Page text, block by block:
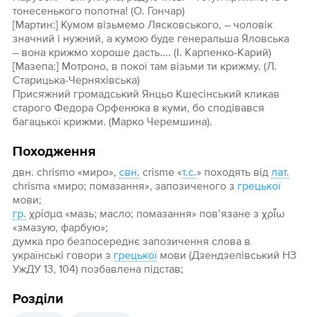
тонесенького полотна! (О. Гончар)
[Мартин:] Кумом візьмемо Лясковського, – чоловік
значний і нужний, а кумою буде генеральша Яловська
– вона крижмо хороше дасть.... (І. Карпенко-Карий)
[Мазепа:] Мотроно, в покої там візьми ти крижму. (Л.
Старицька-Черняхівська)
Присяжний громадський Янцьо Кшесінський кликав
старого Федора Орфенюка в куми, бо сподівався
багацької крижми. (Марко Черемшина).
Походження
двн. chrismo «миро», свн. crisme «т.с.» походять від лат.
chrisma «миро; помазання», запозиченого з грецької
мови;
гр. χρίσμα «мазь; масло; помазання» пов’язане з χρἴω
«змазую, фарбую»;
думка про безпосереднє запозичення слова в
українські говори з грецькоїмови (Дзендзелівський НЗ
УжДУ 13, 104) позбавлена підстав;
Розділи